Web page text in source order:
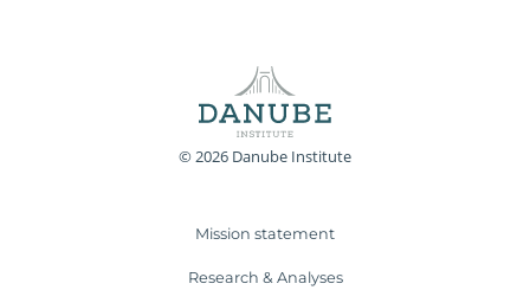
© 2026 Danube Institute
Mission statement
Research & Analyses